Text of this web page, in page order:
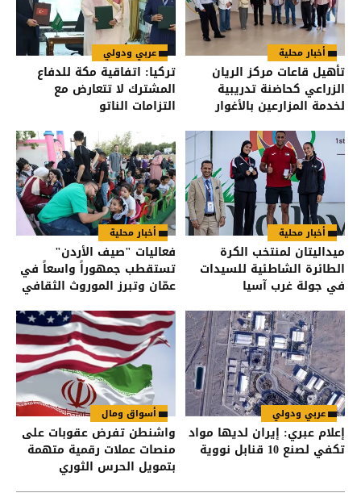
أخبار محلية
تأهيل قاعات مركز الريان
الزراعي كحاضنة تدريبية
لخدمة المزارعين بالأغوار
عربي ودولي
تركيا: اتفاقية مكة للدفاع
المشترك لا تتعارض مع
التزامات الناتو
أخبار محلية
ميداليتان لمنتخب الكرة
الطائرة الشاطئية للسيدات
في جولة غرب آسيا
أخبار محلية
فعاليات "صيف الأردن"
تستقطب جمهوراً واسعاً في
عمّان وتبرز الموروث الثقافي
عربي ودولي
إعلام عبري: إيران لديها مواد
تكفي لصنع 10 قنابل نووية
أسواق ومال
واشنطن تفرض عقوبات على
منصات عملات رقمية متهمة
بتمويل الحرس الثوري